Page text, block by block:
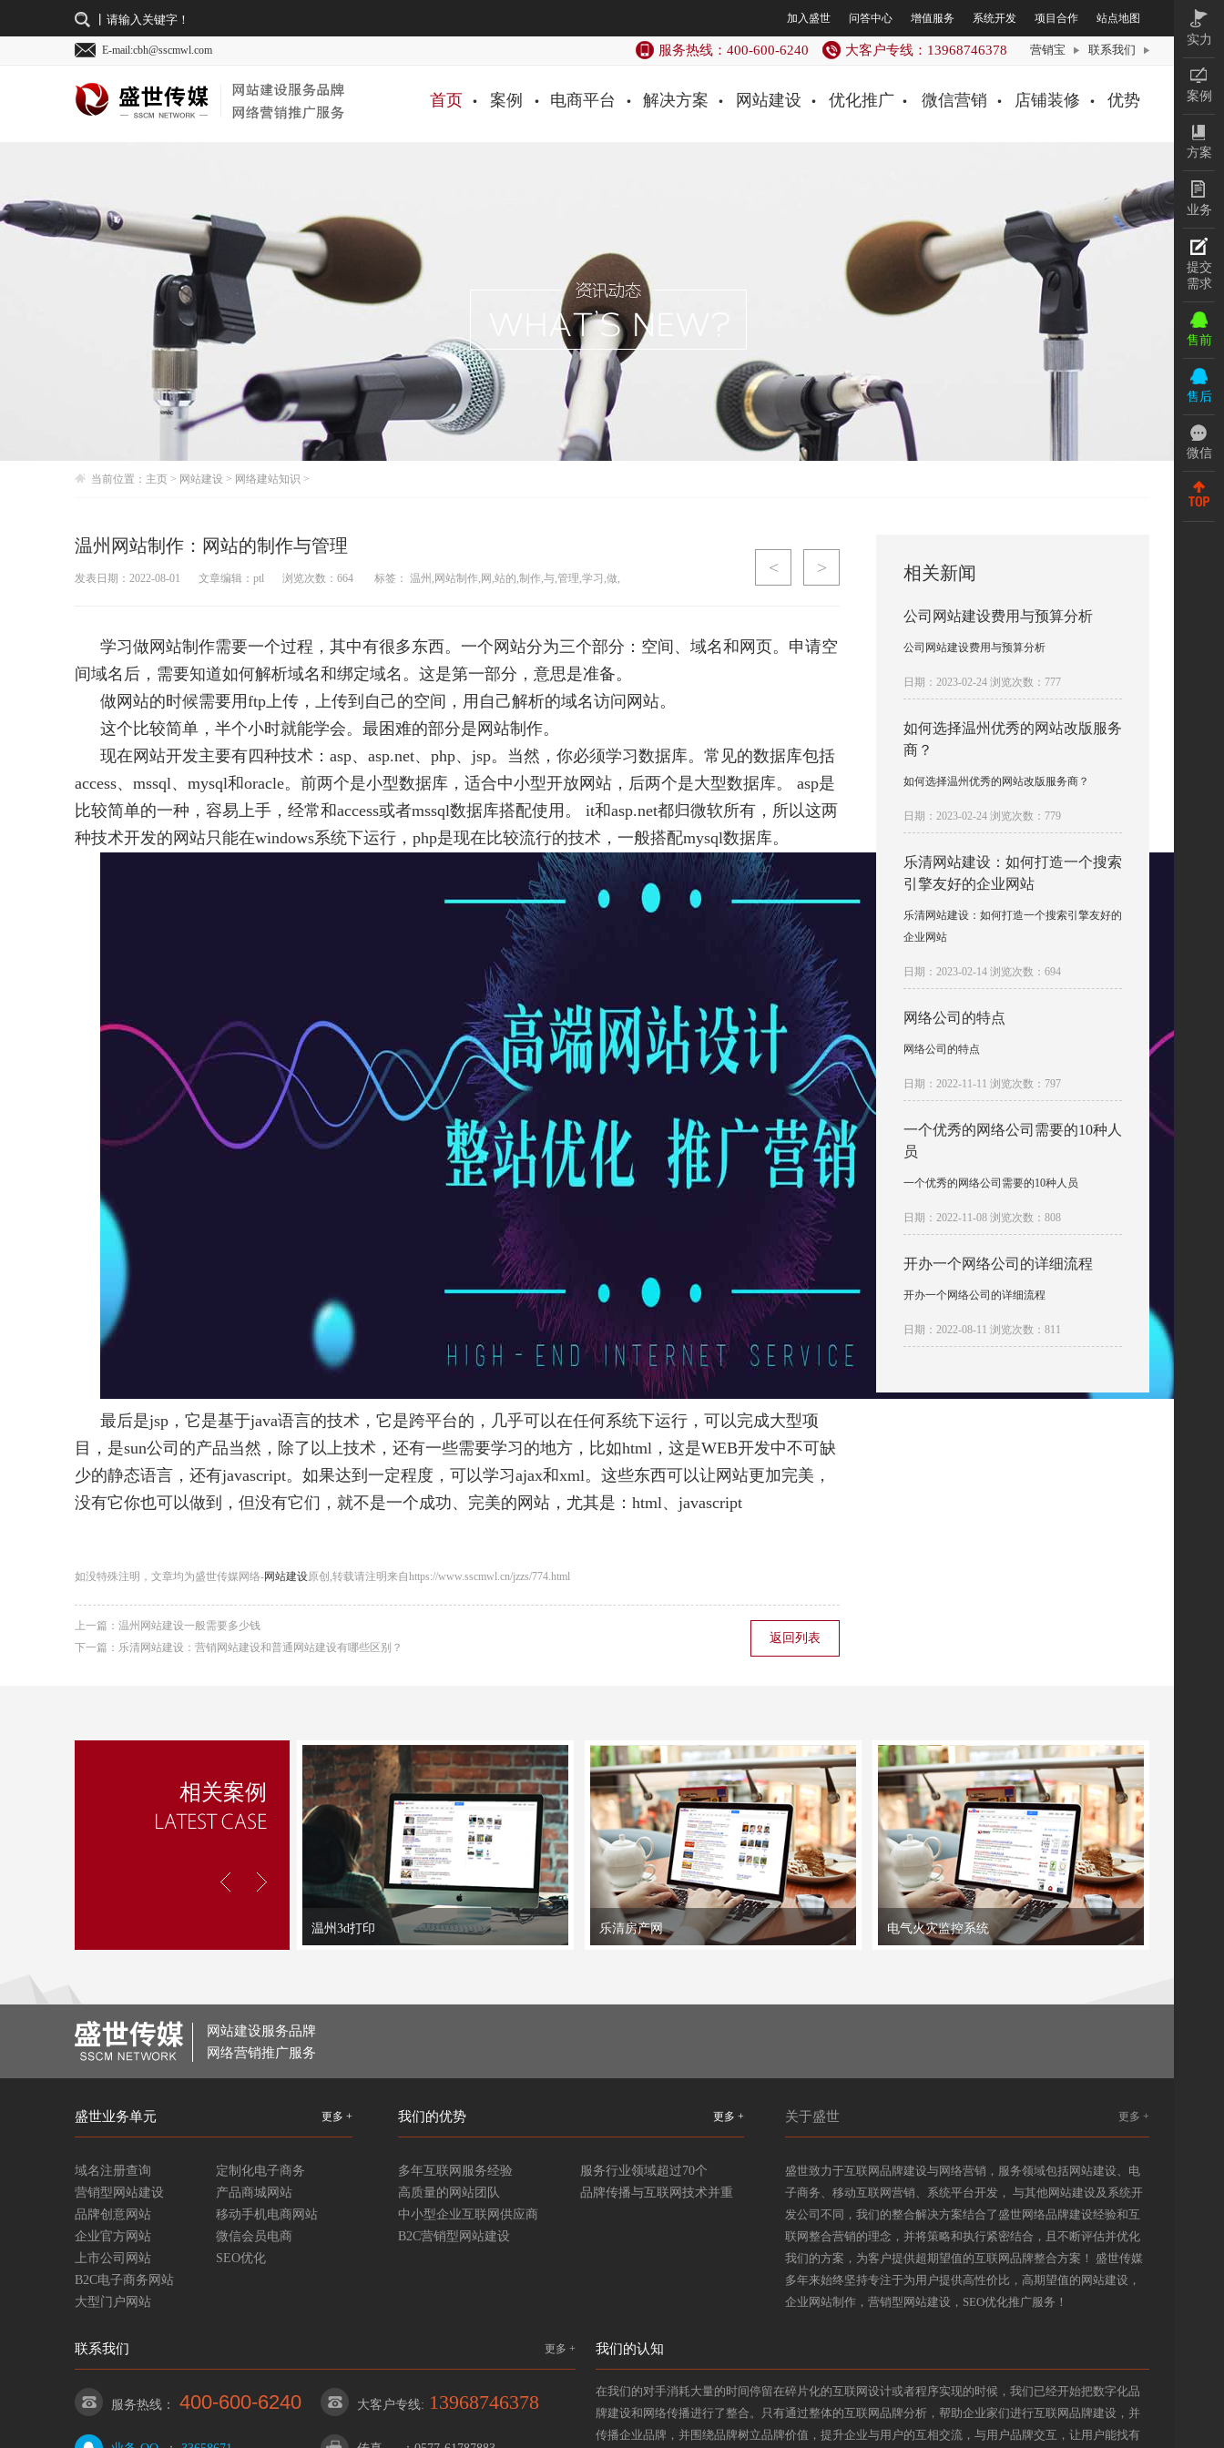
加入盛世 问答中心 增值服务 系统开发 项目合作 站点地图
E-mail:cbh@sscmwl.com 联系我们
营销宝
服务热线：400-600-6240 大客户专线：13968746378
首页 案例 电商平台 解决方案 网站建设 优化推广 微信营销 店铺装修 优势
当前位置： 主页 > 网站建设 > 网络建站知识 >
< >
温州网站制作：网站的制作与管理
发表日期：2022-08-01 文章编辑：ptl 浏览次数：664 标签： 温州,网站制作,网,站的,制作,与,管理,学习,做,
学习做网站制作需要一个过程，其中有很多东西。一个网站分为三个部分：空间、域名和网页。申请空
间域名后，需要知道如何解析域名和绑定域名。这是第一部分，意思是准备。
做网站的时候需要用ftp上传，上传到自己的空间，用自己解析的域名访问网站。
这个比较简单，半个小时就能学会。最困难的部分是网站制作。
现在网站开发主要有四种技术：asp、asp.net、php、jsp。当然，你必须学习数据库。常见的数据库包括
access、mssql、mysql和oracle。前两个是小型数据库，适合中小型开放网站，后两个是大型数据库。 asp是
比较简单的一种，容易上手，经常和access或者mssql数据库搭配使用。 it和asp.net都归微软所有，所以这两
种技术开发的网站只能在windows系统下运行，php是现在比较流行的技术，一般搭配mysql数据库。
最后是jsp，它是基于java语言的技术，它是跨平台的，几乎可以在任何系统下运行，可以完成大型项
目，是sun公司的产品当然，除了以上技术，还有一些需要学习的地方，比如html，这是WEB开发中不可缺
少的静态语言，还有javascript。如果达到一定程度，可以学习ajax和xml。这些东西可以让网站更加完美，
没有它你也可以做到，但没有它们，就不是一个成功、完美的网站，尤其是：html、javascript
如没特殊注明，文章均为盛世传媒网络-网站建设原创,转载请注明来自https://www.sscmwl.cn/jzzs/774.html
返回列表
上一篇： 温州网站建设一般需要多少钱
下一篇： 乐清网站建设：营销网站建设和普通网站建设有哪些区别？
相关新闻
公司网站建设费用与预算分析
公司网站建设费用与预算分析
日期：2023-02-24 浏览次数：777
如何选择温州优秀的网站改版服务
商？
如何选择温州优秀的网站改版服务商？
日期：2023-02-24 浏览次数：779
乐清网站建设：如何打造一个搜索
引擎友好的企业网站
乐清网站建设：如何打造一个搜索引擎友好的
企业网站
日期：2023-02-14 浏览次数：694
网络公司的特点
网络公司的特点
日期：2022-11-11 浏览次数：797
一个优秀的网络公司需要的10种人
员
一个优秀的网络公司需要的10种人员
日期：2022-11-08 浏览次数：808
开办一个网络公司的详细流程
开办一个网络公司的详细流程
日期：2022-08-11 浏览次数：811
相关案例
温州3d打印 乐清房产网 电气火灾监控系统
网站建设服务品牌
网络营销推广服务
更多 +
盛世业务单元
域名注册查询
营销型网站建设
品牌创意网站
企业官方网站
上市公司网站
B2C电子商务网站
大型门户网站
定制化电子商务
产品商城网站
移动手机电商网站
微信会员电商
SEO优化
更多 +
我们的优势
多年互联网服务经验
高质量的网站团队
中小型企业互联网供应商
B2C营销型网站建设
服务行业领域超过70个
品牌传播与互联网技术并重
更多 +
关于盛世
盛世致力于互联网品牌建设与网络营销，服务领域包括网站建设、电
子商务、移动互联网营销、系统平台开发， 与其他网站建设及系统开
发公司不同，我们的整合解决方案结合了盛世网络品牌建设经验和互
联网整合营销的理念，并将策略和执行紧密结合，且不断评估并优化
我们的方案，为客户提供超期望值的互联网品牌整合方案！ 盛世传媒
多年来始终坚持专注于为用户提供高性价比，高期望值的 网站建设 ，
企业网站制作 ， 营销型网站建设 ， SEO优化推广服务！
更多 +
联系我们
服务热线： 400-600-6240 大客户专线: 13968746378
我们的认知
在我们的对手消耗大量的时间停留在碎片化的互联网设计或者程序实现的时候，我们已经开始把数字化品
牌建设和网络传播进行了整合。只有通过整体的互联网品牌分析，帮助企业家们进行互联网品牌建设，并
传播企业品牌，并围绕品牌树立品牌价值，提升企业与用户的互相交流，与用户品牌交互，让用户能找有
实力
案例
方案
业务
提交
需求
售前
售后
微信